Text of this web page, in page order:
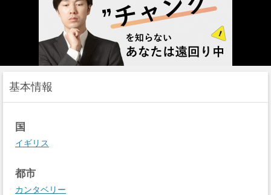
基本情報
国
イギリス
都市
カンタベリー